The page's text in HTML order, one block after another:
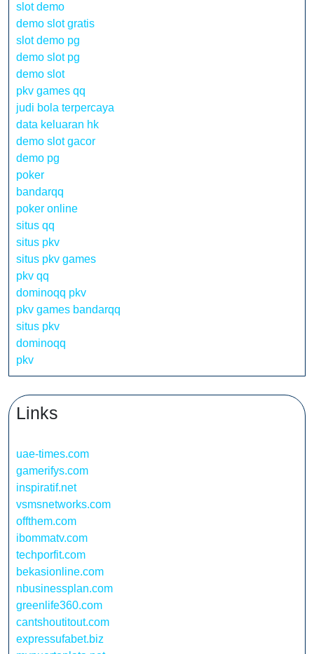
slot demo
demo slot gratis
slot demo pg
demo slot pg
demo slot
pkv games qq
judi bola terpercaya
data keluaran hk
demo slot gacor
demo pg
poker
bandarqq
poker online
situs qq
situs pkv
situs pkv games
pkv qq
dominoqq pkv
pkv games bandarqq
situs pkv
dominoqq
pkv
Links
uae-times.com
gamerifys.com
inspiratif.net
vsmsnetworks.com
offthem.com
ibommatv.com
techporfit.com
bekasionline.com
nbusinessplan.com
greenlife360.com
cantshoutitout.com
expressufabet.biz